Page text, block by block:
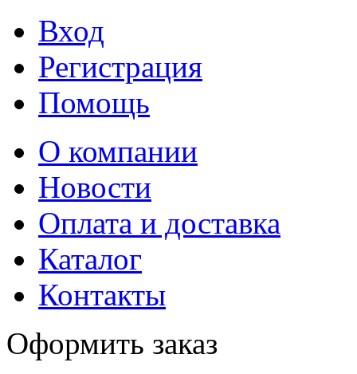
Вход
Регистрация
Помощь
О компании
Новости
Оплата и доставка
Каталог
Контакты
Оформить заказ